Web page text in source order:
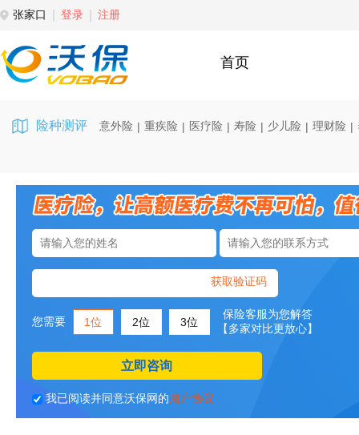
张家口 登录 注册
首页
险种测评 意外险 | 重疾险 | 医疗险 | 寿险 | 少儿险 | 理财险 |
获取验证码
您需要 1位 2位 3位
保险客服为您解答
【多家对比更放心】
立即咨询
我已阅读并同意沃保网的用户协议